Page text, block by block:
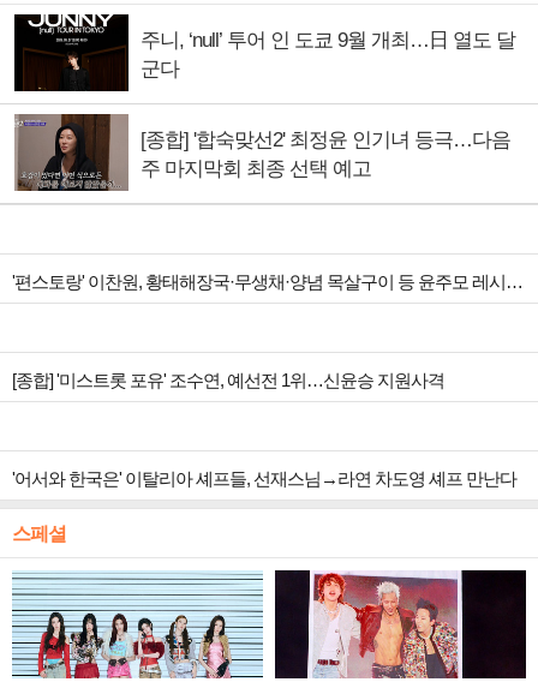
주니, ‘null’ 투어 인 도쿄 9월 개최…日 열도 달
군다
[종합] '합숙맞선2' 최정윤 인기녀 등극…다음
주 마지막회 최종 선택 예고
'편스토랑' 이찬원, 황태해장국·무생채·양념 목살구이 등 윤주모 레시피 섭렵
[종합] '미스트롯 포유' 조수연, 예선전 1위…신윤승 지원사격
'어서와 한국은' 이탈리아 셰프들, 선재스님→라연 차도영 셰프 만난다
스페셜